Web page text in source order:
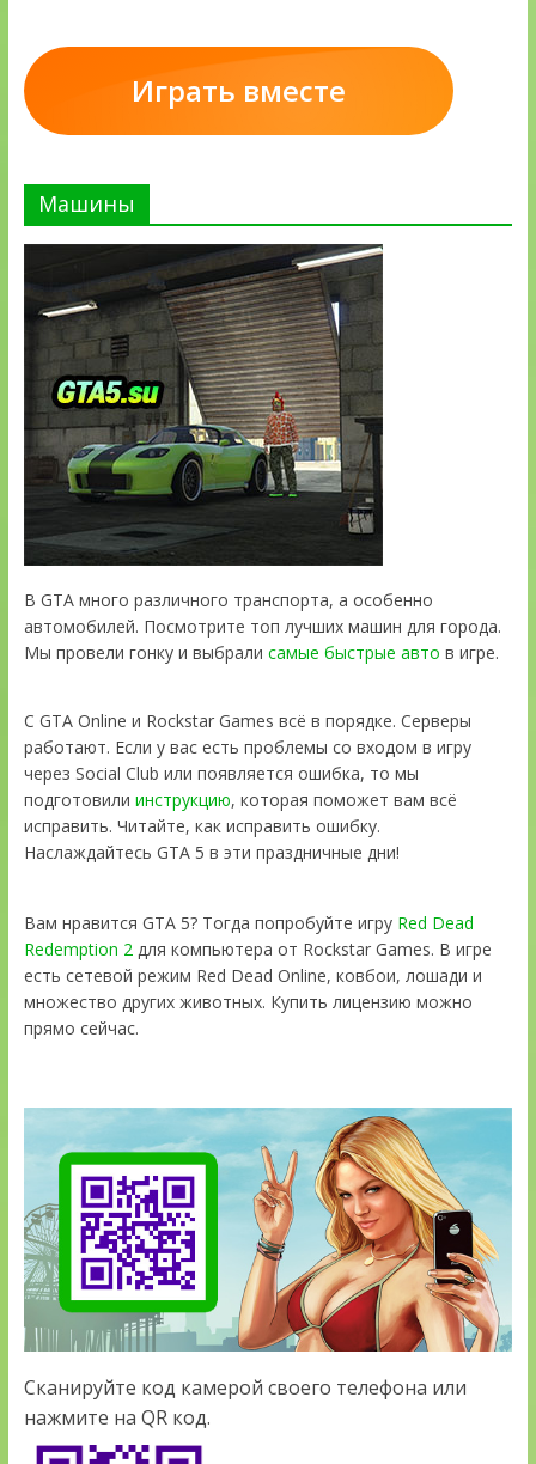
Играть вместе
Машины
В GTA много различного транспорта, а особенно
автомобилей. Посмотрите топ лучших машин для города.
Мы провели гонку и выбрали самые быстрые авто в игре.
С GTA Online и Rockstar Games всё в порядке. Серверы
работают. Если у вас есть проблемы со входом в игру
через Social Club или появляется ошибка, то мы
подготовили инструкцию, которая поможет вам всё
исправить. Читайте, как исправить ошибку.
Наслаждайтесь GTA 5 в эти праздничные дни!
Вам нравится GTA 5? Тогда попробуйте игру Red Dead
Redemption 2для компьютера от Rockstar Games. В игре
есть сетевой режим Red Dead Online, ковбои, лошади и
множество других животных. Купить лицензию можно
прямо сейчас.
Сканируйте код камерой своего телефона или
нажмите на QR код.